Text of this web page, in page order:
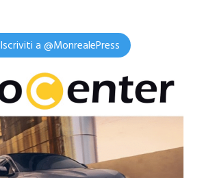
Iscriviti a @MonrealePress